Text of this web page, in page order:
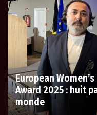
European
Award 2025 : huit
monde